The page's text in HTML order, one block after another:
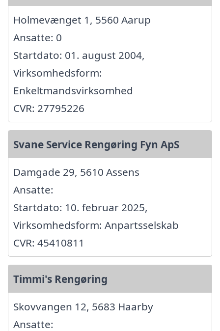
Holmevænget 1, 5560 Aarup
Ansatte: 0
Startdato: 01. august 2004,
Virksomhedsform:
Enkeltmandsvirksomhed
CVR: 27795226
Svane Service Rengøring Fyn ApS
Damgade 29, 5610 Assens
Ansatte:
Startdato: 10. februar 2025,
Virksomhedsform: Anpartsselskab
CVR: 45410811
Timmi's Rengøring
Skovvangen 12, 5683 Haarby
Ansatte: